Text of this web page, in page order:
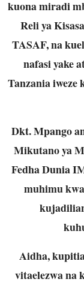
kuona miradi
Reli ya
TASAF, na
nafasi yake
Tanzania iweze
Dkt. Mpango
Mikutano ya
Fedha Dunia
muhimu
Aidha,
vitaelezwa na